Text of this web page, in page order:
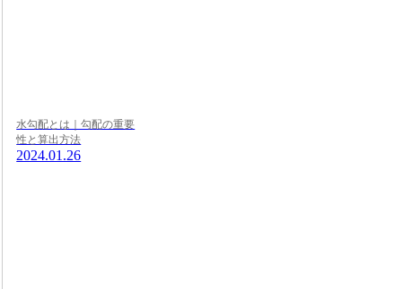
水勾配とは｜勾配の重要
性と算出方法
2024.01.26